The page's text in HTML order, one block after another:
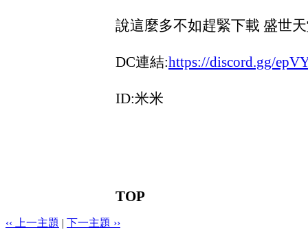
說這麼多不如趕緊下載 盛世
DC連結:https://discord.gg/
ID:米米
TOP
‹‹ 上一主題 | 下一主題 ››